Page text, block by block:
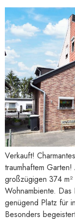
Verkauft!
traumhaftem
großzügigen 374
Wohnambiente.
genügend Platz für
Besonders